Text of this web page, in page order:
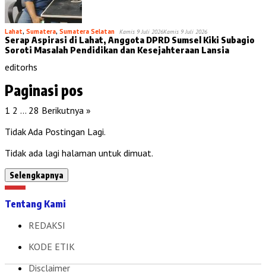
Lahat, Sumatera, Sumatera Selatan Kamis 9 Juli 2026Kamis 9 Juli 2026
Serap Aspirasi di Lahat, Anggota DPRD Sumsel Kiki Subagio
Soroti Masalah Pendidikan dan Kesejahteraan Lansia
editorhs
Paginasi pos
1 2 … 28 Berikutnya »
Tidak Ada Postingan Lagi.
Tidak ada lagi halaman untuk dimuat.
Selengkapnya
Tentang Kami
REDAKSI
KODE ETIK
Disclaimer